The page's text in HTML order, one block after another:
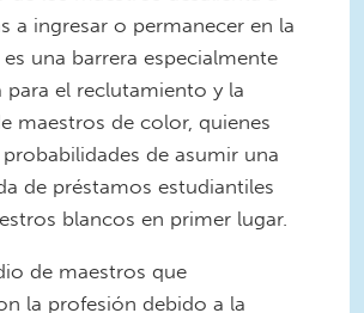
a ingresar o permanecer en la
una barrera especialmente
para el reclutamiento y la
maestros de color, quienes
de asumir una
de préstamos estudiantiles
blancos en primer lugar.
de maestros que
la profesión debido a la